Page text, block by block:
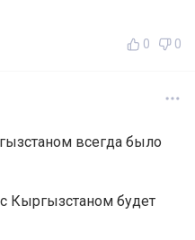
0 0
всегда было
Кыргызстаном будет